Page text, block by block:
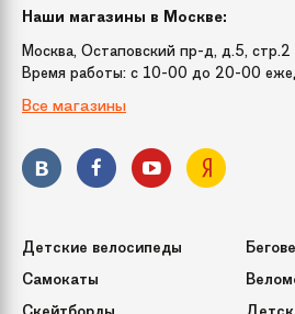
Наши магазины в Москве:
Москва, Остаповский пр-д, д.5, стр.2
Время работы: c 10-00 до 20-00
Все магазины
Детские велосипеды
Самокаты